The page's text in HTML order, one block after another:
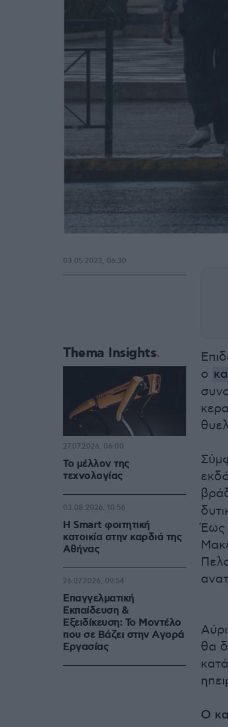
ο
Έως
θα
Ο
03.05.2023, 06:30
Thema Insights
Το μέλλον της
τεχνολογίας
27.07.2026, 06:00
Η Smart φοιτητική
κατοικία στην καρδιά της
Αθήνας
03.08.2026, 10:56
Επαγγελματική
Εκπαίδευση &
Εξειδίκευση: Το Mοντέλο
που σε Bάζει στην Aγορά
Eργασίας
26.07.2026, 09:54